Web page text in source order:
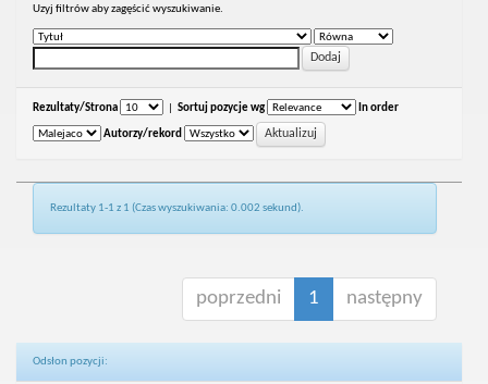
Uzyj filtrów aby zagęścić wyszukiwanie.
Rezultaty/Strona Sortuj pozycje wg In order
Autorzy/rekord
Rezultaty 1-1 z 1 (Czas wyszukiwania: 0.002 sekund).
poprzedni 1 następny
Odsłon pozycji: